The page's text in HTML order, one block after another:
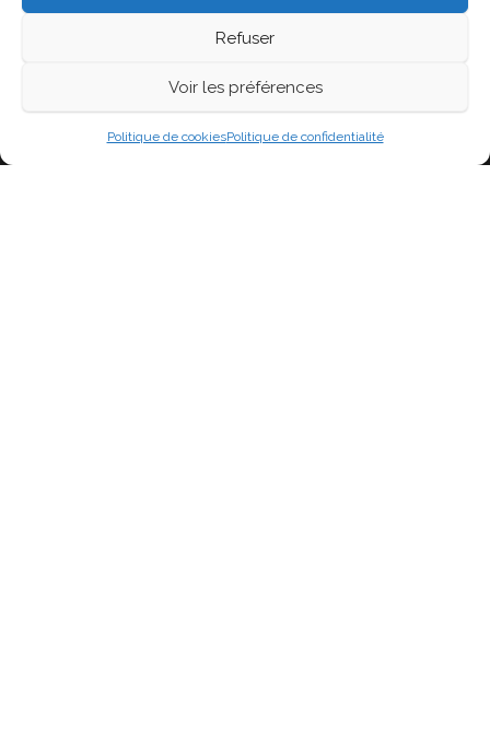
Refuser
Voir les préférences
Politique de cookiesPolitique de confidentialité
Fièrement propulsé parWordPress
Blog